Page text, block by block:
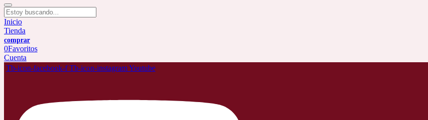
Inicio
Tienda
0Favoritos
Cuenta
Tb-icon-facebook-f Tb-icon-instagramYoutube